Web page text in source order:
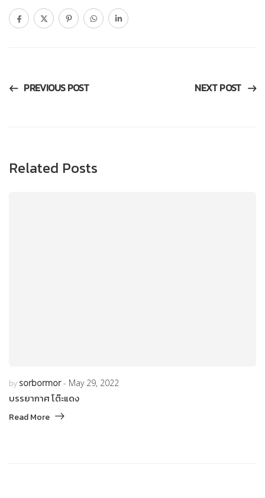
PREVIOUS POST NEXT POST
Related Posts
by sorbormor May 29, 2022
บรรยากาศ โต๊ะแดง
Read More